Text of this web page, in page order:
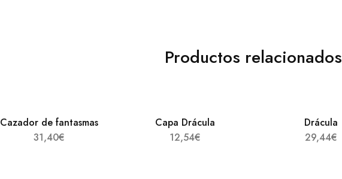
Productos relacionados
Cazador de fantasmas
31,40€
Capa Drácula
12,54€
Drácula
29,44€